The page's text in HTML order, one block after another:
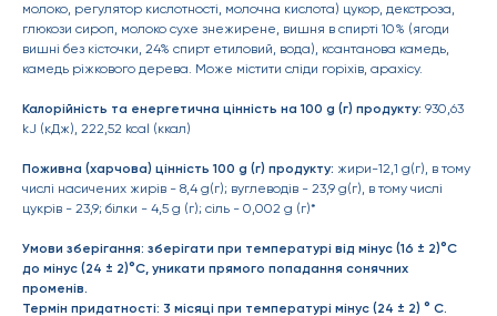
молоко, регулятор кислотності, молочна кислота) цукор, декстроза,
глюкози сироп, молоко сухе знежирене, вишня в спирті 10% (ягоди
вишні без кісточки, 24% спирт етиловий, вода), ксантанова камедь,
камедь ріжкового дерева. Може містити сліди горіхів, арахісу.
Калорійність та енергетична цінність на 100 g (г) продукту: 930,63
kJ (кДж), 222,52 kcal (ккал)
Поживна (харчова) цінність 100 g (г) продукту: жири-12,1 g(г), в тому
числі насичених жирів - 8,4 g(г); вуглеводів - 23,9 g(г), в тому числі
цукрів - 23,9; білки - 4,5 g (г); сіль - 0,002 g (г)*
Умови зберігання: зберігати при температурі від мінус (16 ± 2)°С
до мінус (24 ± 2)°С, уникати прямого попадання сонячних
променів.
Термін придатності: 3 місяці при температурі мінус (24 ± 2) ° С.